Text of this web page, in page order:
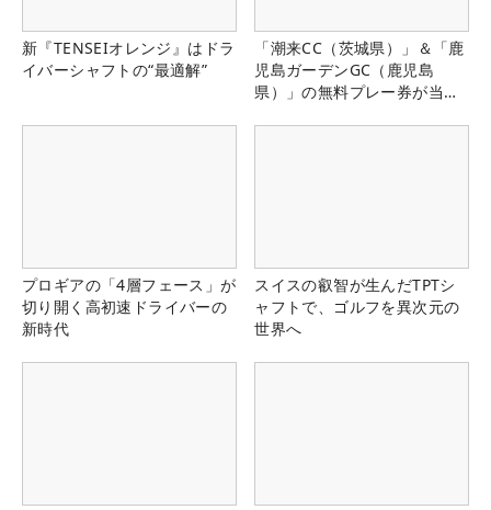
新『TENSEIオレンジ』はドラ
イバーシャフトの“最適解”
「潮来CC（茨城県）」＆「鹿
児島ガーデンGC（鹿児島
県）」の無料プレー券が当た
プロギアの「4層フェース」が
切り開く高初速ドライバーの
新時代
スイスの叡智が生んだTPTシ
ャフトで、ゴルフを異次元の
世界へ